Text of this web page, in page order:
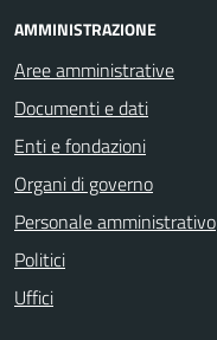
AMMINISTRAZIONE
Aree amministrative
Documenti e dati
Enti e fondazioni
Organi di governo
Personale amministrativo
Politici
Uffici